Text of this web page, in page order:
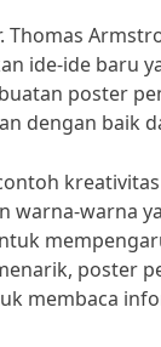
Thomas
ide-ide baru
poster
dengan baik
warna-warna
poster
membaca